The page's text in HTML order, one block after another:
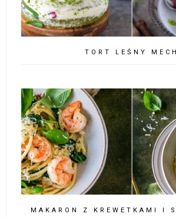
TORT LEŚNY MECH
MAKARON Z KREWETKAMI I